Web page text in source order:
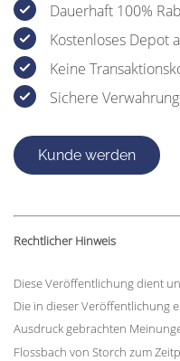
Dauerhaft 100%
Kostenloses Depot
Keine
Sichere
Kunde werden
Rechtlicher Hinweis
Diese Veröffentlichung dient
Die in dieser Veröffentlichung
Ausdruck gebrachten
Flossbach von Storch zum